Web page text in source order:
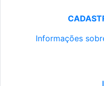
Informações